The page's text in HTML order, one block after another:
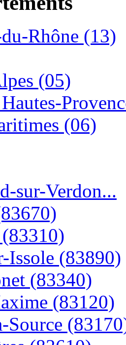
Rhône (13)
(05)
(06)
sur-Verdon...
Issole (83890)
(83340)
(83120)
Source